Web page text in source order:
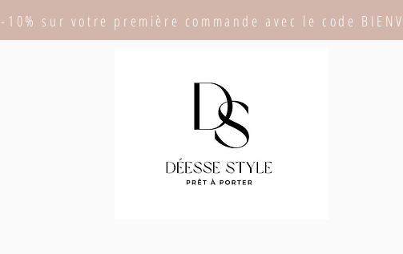
-10% sur votre première commande avec le code